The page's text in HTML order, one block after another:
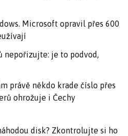
Microsoft opravil přes 600
nepořizujte: je to podvod,
právě někdo krade číslo přes
ohrožuje i Čechy
disk? Zkontrolujte si ho